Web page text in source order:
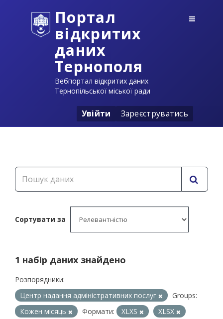
Портал
відкритих
даних
Тернополя
Вебпортал відкритих даних
Тернопільської міської ради
Увійти Зареєструватись
Сортувати за
1 набір даних знайдено
Розпорядники:
Центр надання адміністративних послуг
Groups:
Кожен місяць
Формати: XLXS
XLSX